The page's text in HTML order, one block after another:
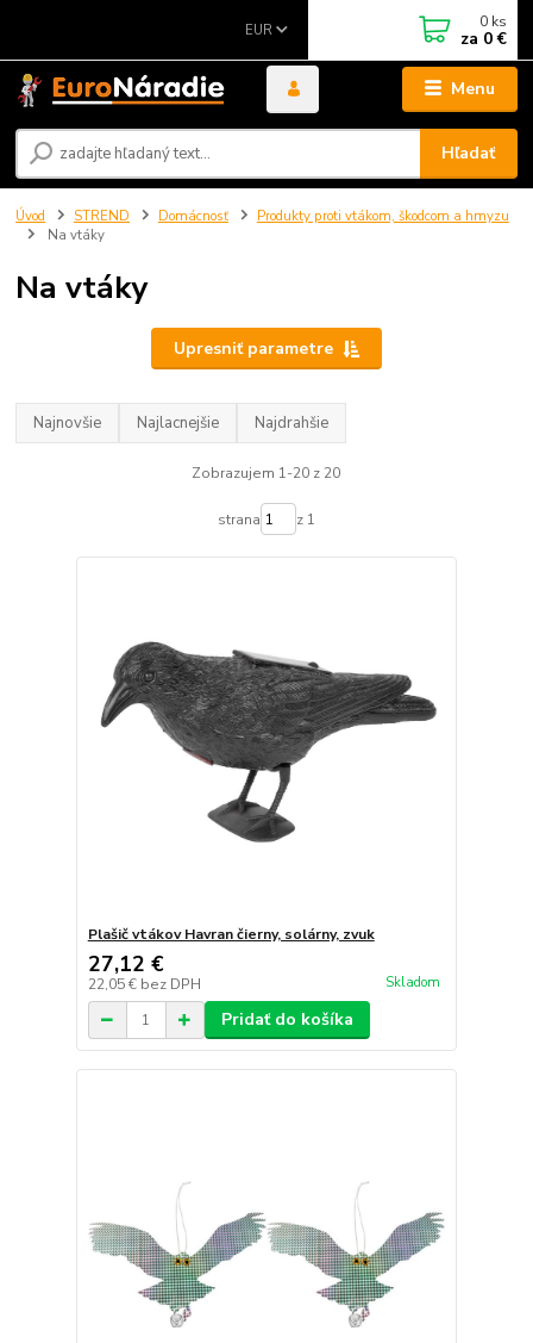
Menu
EUR
Hľadať
0 ks
za 0 €
Úvod STREND Domácnosť
Produkty proti vtákom, škodcom a hmyzu
Na vtáky
Na vtáky
Upresniť parametre
Najnovšie Najlacnejšie Najdrahšie
Zobrazujem 1-20 z 20
strana z 1
Plašič vtákov Havran čierny, solárny, zvuk
27,12 €
22,05 € bez DPH Skladom
Pridať do košíka